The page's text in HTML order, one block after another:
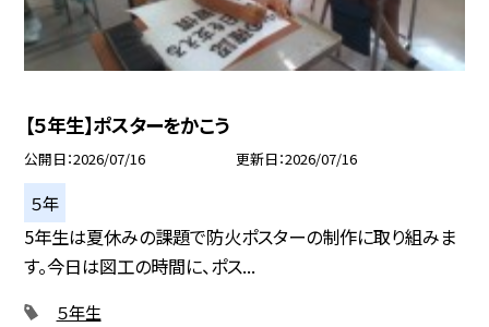
【５年生】ポスターをかこう
公開日 2026/07/16 更新日 2026/07/16
５年
5年生は夏休みの課題で防火ポスターの制作に取り組みま
す。今日は図工の時間に、ポス...
５年生